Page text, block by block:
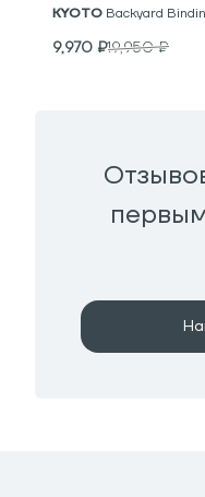
KYOTO Backyard
9,970 ₽19,950₽